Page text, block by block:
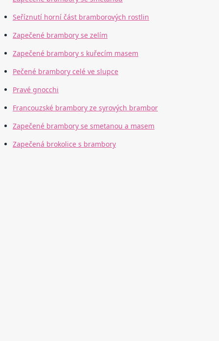
Seříznutí horní část bramborových rostlin
Zapečené brambory se zelím
Zapečené brambory s kuřecím masem
Pečené brambory celé ve slupce
Pravé gnocchi
Francouzské brambory ze syrových brambor
Zapečené brambory se smetanou a masem
Zapečená brokolice s brambory